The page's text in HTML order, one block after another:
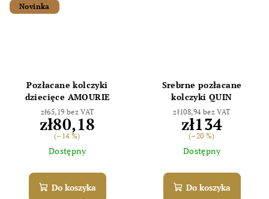
Novinka
Pozłacane kolczyki
dziecięce AMOURIE
zł65,19 bez VAT
zł80,18
(–14 %)
Dostępny
Do koszyka
Srebrne pozłacane
kolczyki QUIN
zł108,94 bez VAT
zł134
(–20 %)
Dostępny
Do koszyka
Odoslať